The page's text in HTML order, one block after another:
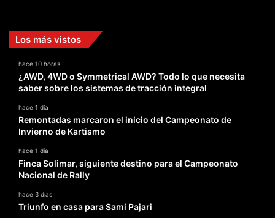
Los más vistos
hace 10 horas
¿AWD, 4WD o Symmetrical AWD? Todo lo que necesita
saber sobre los sistemas de tracción integral
hace 1 día
Remontadas marcaron el inicio del Campeonato de
Invierno de Kartismo
hace 1 día
Finca Solimar, siguiente destino para el Campeonato
Nacional de Rally
hace 3 días
Triunfo en casa para Sami Pajari